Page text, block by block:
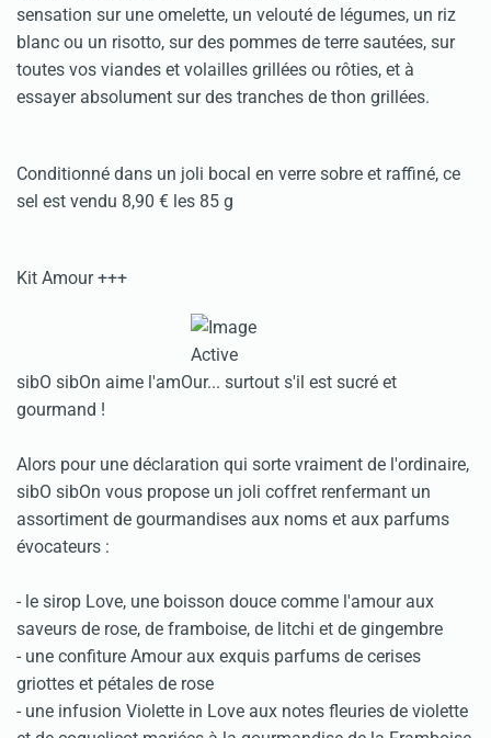
sensation sur une omelette, un velouté de légumes, un riz
blanc ou un risotto, sur des pommes de terre sautées, sur
toutes vos viandes et volailles grillées ou rôties, et à
essayer absolument sur des tranches de thon grillées.
Conditionné dans un joli bocal en verre sobre et raffiné, ce
sel est vendu 8,90 € les 85 g
Kit Amour +++
sibO sibOn aime l'amOur... surtout s'il est sucré et
gourmand !
Alors pour une déclaration qui sorte vraiment de l'ordinaire,
sibO sibOn vous propose un joli coffret renfermant un
assortiment de gourmandises aux noms et aux parfums
évocateurs :
- le sirop Love, une boisson douce comme l'amour aux
saveurs de rose, de framboise, de litchi et de gingembre
- une confiture Amour aux exquis parfums de cerises
griottes et pétales de rose
- une infusion Violette in Love aux notes fleuries de violette